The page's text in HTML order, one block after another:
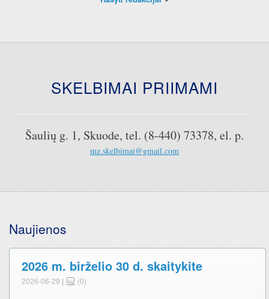
SKELBIMAI PRIIMAMI
Šaulių g. 1, Skuode, tel. (8-440) 73378, el. p.
mz.skelbimai@gmail.com
Naujienos
2026 m. birželio 30 d. skaitykite
2026-06-29 | (0)